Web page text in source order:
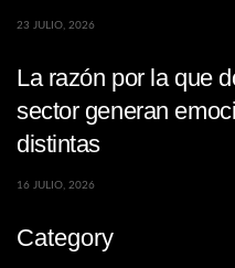
23 JULIO, 2026
La razón por la que
sector generan
distintas
16 JULIO, 2026
Category